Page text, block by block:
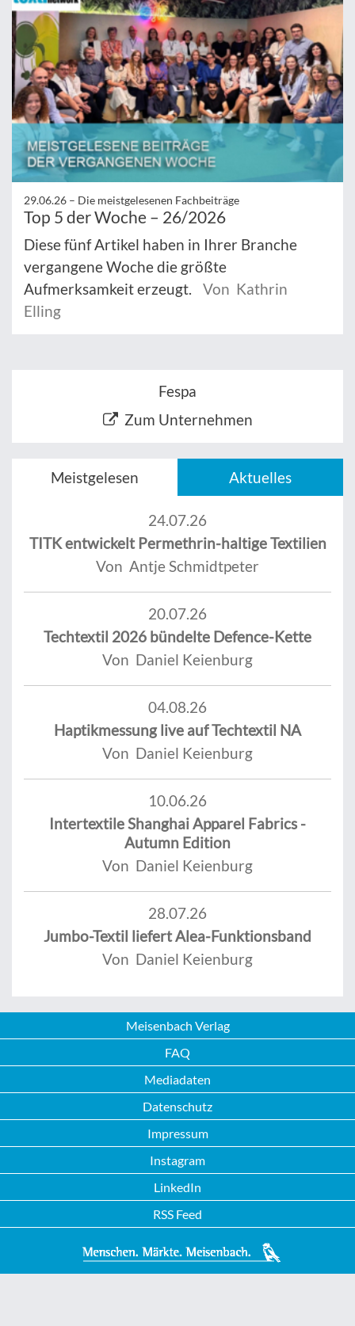
29.06.26 – Die meistgelesenen Fachbeiträge
Top 5 der Woche – 26/2026
Diese fünf Artikel haben in Ihrer Branche
vergangene Woche die größte
Aufmerksamkeit erzeugt.
Von Kathrin
Elling
Fespa
Zum Unternehmen
Meistgelesen Aktuelles
24.07.26
TITK entwickelt Permethrin-haltige Textilien
Von Antje Schmidtpeter
20.07.26
Techtextil 2026 bündelte Defence-Kette
Von Daniel Keienburg
04.08.26
Haptikmessung live auf Techtextil NA
Von Daniel Keienburg
10.06.26
Intertextile Shanghai Apparel Fabrics -
Autumn Edition
Von Daniel Keienburg
28.07.26
Jumbo-Textil liefert Alea-Funktionsband
Von Daniel Keienburg
Meisenbach Verlag
FAQ
Mediadaten
Datenschutz
Impressum
Instagram
LinkedIn
RSS Feed